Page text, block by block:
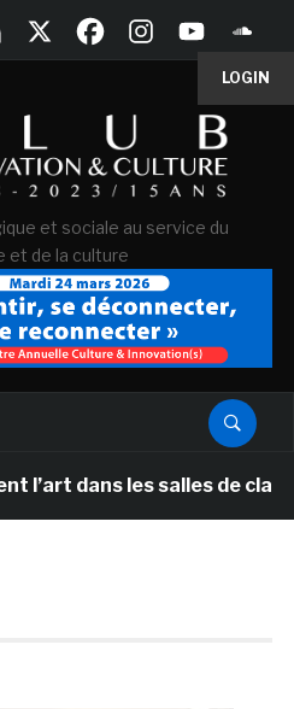
LOGIN
et sociale au service du
et de la culture
les salles de classe des